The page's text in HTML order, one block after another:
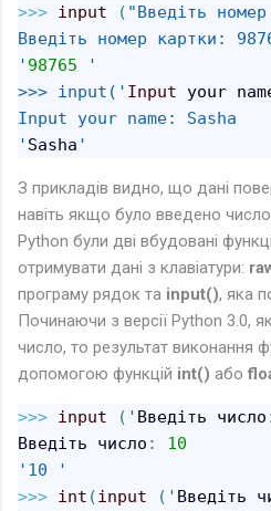
>>> input ( "Введіть
Введіть номер картки:
' 98765
'
>>> input(' Input your
Input your name: Sasha
' Sasha '
З прикладів видно, що дані
навіть якщо було введено
Python були дві вбудовані
отримувати дані з клавіатури:
програму рядок та input(), яка
Починаючи з версії Python 3.0,
число, то результат виконання
допомогою функцій int() або
>>> input ( ' Введіть число
Введіть число :
10
'10 '
>>> int (input ( ' Введіть